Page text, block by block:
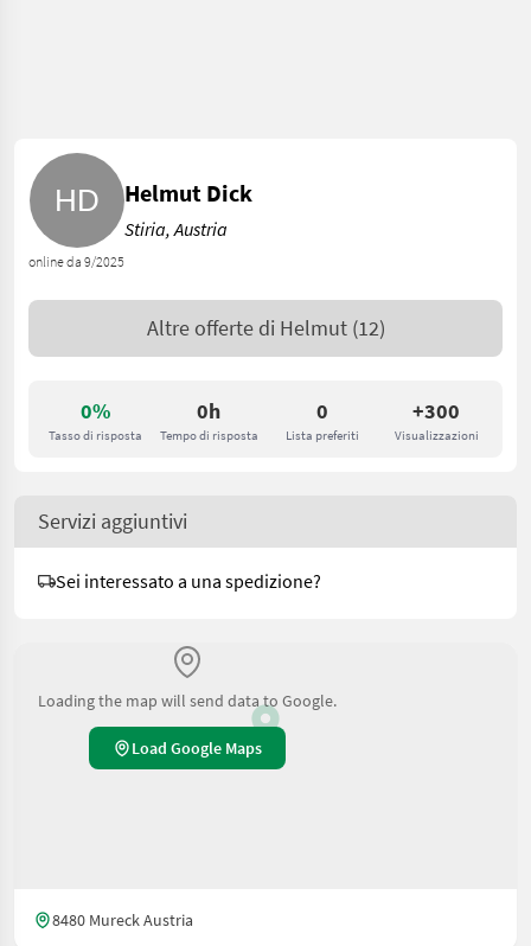
0%
Tasso di risposta
0h
Tempo di risposta
0
Lista preferiti
+300
Visualizzazioni
online da 9/2025
Helmut Dick
Stiria, Austria
Altre offerte di Helmut (12)
Servizi aggiuntivi
Sei interessato a una spedizione?
Loading the map will send data to Google.
Load Google Maps
8480 Mureck Austria